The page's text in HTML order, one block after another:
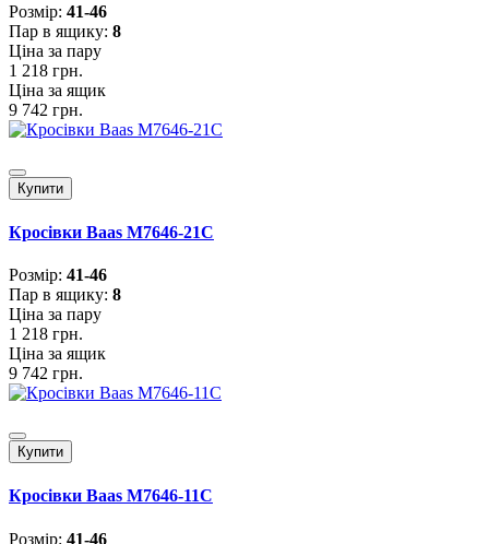
Розмiр: 41-46
Пар в ящику: 8
Ціна за пару
1 218 грн.
Ціна за ящик
9 742 грн.
Купити
Кросівки Baas M7646-21C
Розмiр: 41-46
Пар в ящику: 8
Ціна за пару
1 218 грн.
Ціна за ящик
9 742 грн.
Купити
Кросівки Baas M7646-11C
Розмiр: 41-46